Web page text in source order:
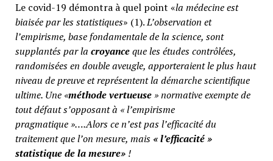
Le covid-19 démontra à quel point «la médecine est
biaisée par les statistiques» (1).L’observation et
l’empirisme, base fondamentale de la science, sont
supplantés par la croyanceque les études contrôlées,
randomisées en double aveugle, apporteraient le plus haut
niveau de preuve et représentent la démarche scientifique
ultime. Une «méthode vertueuse» normative exempte de
tout défaut s’opposant à « l’empirisme
pragmatique »….Alors ce n’est pas l’efficacité du
traitement que l’on mesure, mais «l’efficacité »
statistique de la mesure» !